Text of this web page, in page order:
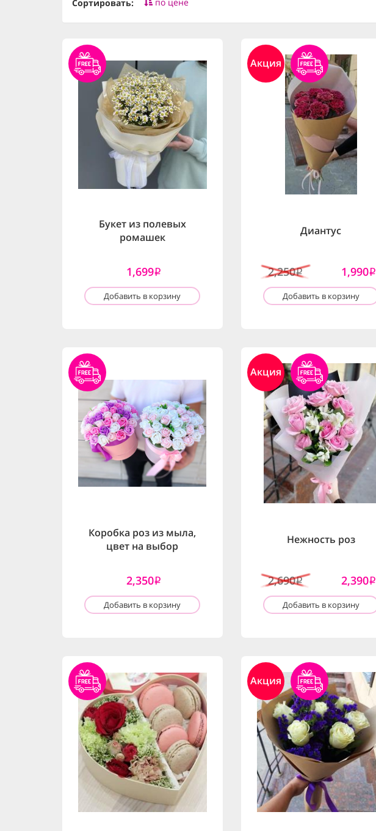
Сортировать:
Букет из полевых
ромашек
1,699i
Добавить в корзину
Акция
Диантус
2,250i 1,990i
Добавить в корзину
Коробка роз из мыла,
цвет на выбор
2,350i
Добавить в корзину
Акция
Нежность роз
2,690i 2,390i
Добавить в корзину
Акция